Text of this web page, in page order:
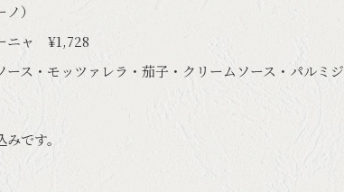
）
ニャ ¥1,728
ース・モッツァレラ・茄子・クリームソース・パルミジ
です。